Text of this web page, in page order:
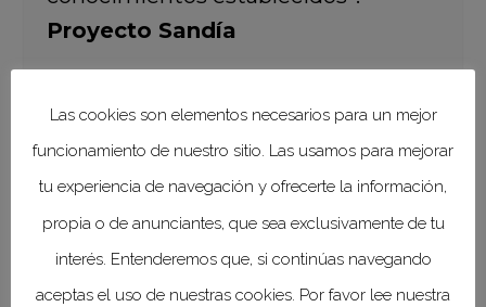
Proyecto Sandía
Vale la pena compartir con ustedes
Las cookies son elementos necesarios para un mejor
funcionamiento de nuestro sitio. Las usamos para mejorar
tu experiencia de navegación y ofrecerte la información,
propia o de anunciantes, que sea exclusivamente de tu
interés. Entenderemos que, si continúas navegando
aceptas el uso de nuestras cookies. Por favor lee nuestra